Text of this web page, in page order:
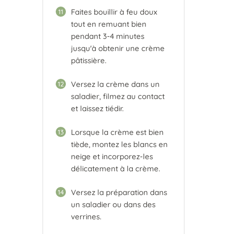
11
Faites bouillir à feu doux
tout en remuant bien
pendant 3-4 minutes
jusqu'à obtenir une crème
pâtissière.
12
Versez la crème dans un
saladier, filmez au contact
et laissez tiédir.
13
Lorsque la crème est bien
tiède, montez les blancs en
neige et incorporez-les
délicatement à la crème.
14
Versez la préparation dans
un saladier ou dans des
verrines.